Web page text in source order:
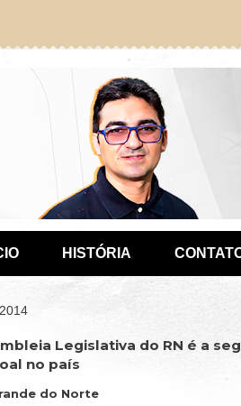
HISTÓRIA
Legislativa do RN é a
no país
do Norte